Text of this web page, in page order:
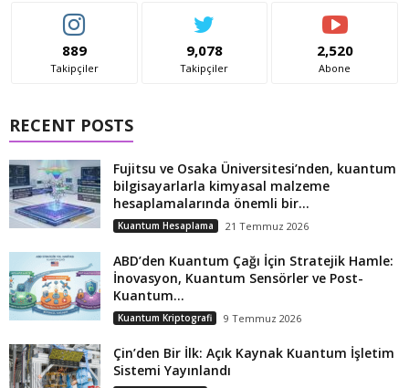
889
Takipçiler
9,078
Takipçiler
2,520
Abone
RECENT POSTS
Fujitsu ve Osaka Üniversitesi’nden, kuantum
bilgisayarlarla kimyasal malzeme
hesaplamalarında önemli bir...
Kuantum Hesaplama 21 Temmuz 2026
ABD’den Kuantum Çağı İçin Stratejik Hamle:
İnovasyon, Kuantum Sensörler ve Post-
Kuantum...
Kuantum Kriptografi 9 Temmuz 2026
Çin’den Bir İlk: Açık Kaynak Kuantum İşletim
Sistemi Yayınlandı